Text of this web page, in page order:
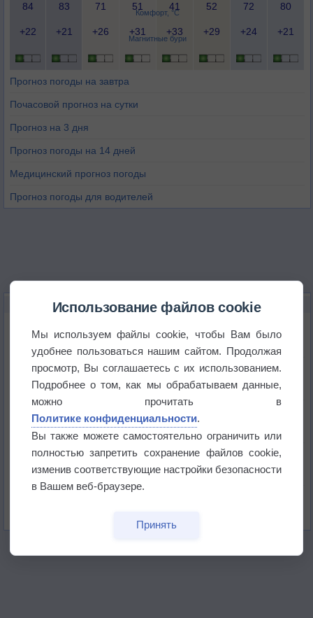
Комфорт, °C
Магнитные бури
84 83 71 51 41 52 72 80
+22 +21 +26 +31 +33 +29 +24 +21
Прогноз погоды на завтра
Почасовой прогноз на сутки
Прогноз на 3 дня
Прогноз погоды на 14 дней
Медицинский прогноз погоды
Прогноз погоды для водителей
НОВОЕ О ПОГОДЕ
историю
В Центральной России наступают самые жаркие
Дневная температура воздуха в ОАЭ превысила
+51°
Европейские столицы бьют рекорды жары
Впервые за 155 лет в Лондоне в течение месяца
Использование файлов cookie
Мы используем файлы cookie, чтобы Вам было
удобнее пользоваться нашим сайтом. Продолжая
просмотр, Вы соглашаетесь с их использованием.
Подробнее о том, как мы обрабатываем данные,
можно прочитать в
Политике конфиденциальности.
Вы также можете самостоятельно ограничить или
полностью запретить сохранение файлов cookie,
изменив соответствующие настройки безопасности
в Вашем веб-браузере.
Принять